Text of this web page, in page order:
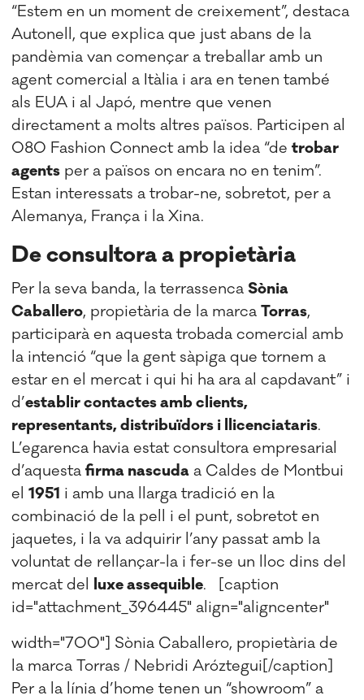
“Estem en un moment de creixement”, destaca
Autonell, que explica que just abans de la
pandèmia van començar a treballar amb un
agent comercial a Itàlia i ara en tenen també
als EUA i al Japó, mentre que venen
directament a molts altres països. Participen al
080 Fashion Connect amb la idea “detrobar
agents per a països on encara no en tenim”.
Estan interessats a trobar-ne, sobretot, per a
Alemanya, França i la Xina.
De consultora a propietària
Per la seva banda, la terrassencaSònia
Caballero, propietària de la marcaTorras,
participarà en aquesta trobada comercial amb
la intenció “que la gent sàpiga que tornem a
estar en el mercat i qui hi ha ara al capdavant” i
d’establir contactes amb clients,
representants, distribuïdors i llicenciataris.
L’egarenca havia estat consultora empresarial
d’aquestafirma nascuda a Caldes de Montbui
el1951 i amb una llarga tradició en la
combinació de la pell i el punt, sobretot en
jaquetes, i la va adquirir l’any passat amb la
voluntat de rellançar-la i fer-se un lloc dins del
mercat del
luxe assequible. [caption
id="attachment_396445" align="aligncenter"
width="700"] Sònia Caballero, propietària de
la marca Torras / Nebridi Aróztegui[/caption]
Per a la línia d’home tenen un “showroom” a